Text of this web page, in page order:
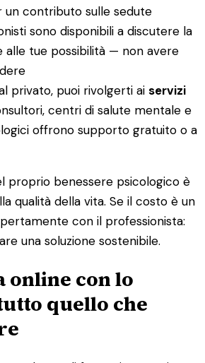
un contributo sulle sedute
sono disponibili a discutere la
alle tue possibilità — non avere
privato, puoi rivolgerti ai servizi
centri di salute mentale e
offrono supporto gratuito o a
proprio benessere psicologico è
qualità della vita. Se il costo è un
con il professionista:
una soluzione sostenibile.
online con lo
quello che